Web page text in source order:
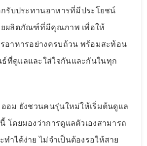
กรับประทานอาหารที่มีประโยชน์
ยผลิตภัณฑ์ที่มีคุณภาพ เพื่อให้
อาหารอย่างครบถ้วน พร้อมสะท้อน
ที่ดูแลและใส่ใจกันและกันในทุก
อม ยังชวนคนรุ่นใหม่ให้เริ่มต้นดูแล
โดยมองว่าการดูแลตัวเองสามารถ
ทำได้ง่าย ไม่จำเป็นต้องรอให้สาย